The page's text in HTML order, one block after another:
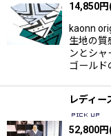
14,850円
kaonn
生地の質
ンとシャ
ゴールド
レディー
52,800円